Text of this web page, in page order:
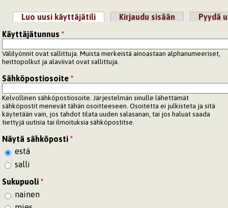
Ensisijaiset välilehdet
Luo uusi käyttäjätili (aktiivinen välilehti)
Kirjaudu sisään
Pyydä
Käyttäjätunnus*
Välilyönnit ovat sallittuja. Muista merkeistä ainoastaan alphanumeeriset,
heittopolkut ja alaviivat ovat sallittuja.
Sähköpostiosoite*
Kelvollinen sähköpostiosoite. Järjestelmän sinulle lähettämät
sähköpostit menevät tähän osoitteeseen. Osoitetta ei julkisteta ja sitä
käytetään vain, jos tahdot tilata uuden salasanan, tai jos haluat saada
tiettyjä uutisia tai ilmoituksia sähköpostitse.
Näytä sähköposti*
estä
salli
Sukupuoli*
nainen